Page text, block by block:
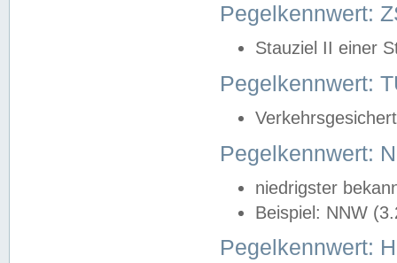
Pegelkennwert:
Stauziel II einer
Pegelkennwert:
Pegelkennwert:
niedrigster
Beispiel: NNW
Pegelkennwert: